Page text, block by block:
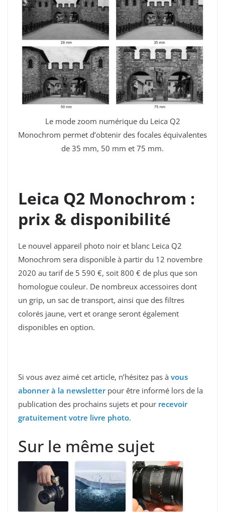
Le mode zoom numérique du Leica Q2
Monochrom permet d’obtenir des focales équivalentes
de 35 mm, 50 mm et 75 mm.
Leica Q2 Monochrom :
prix & disponibilité
Le nouvel appareil photo noir et blanc Leica Q2
Monochrom sera disponible à partir du 12 novembre
2020 au tarif de 5 590 €, soit 800 € de plus que son
homologue couleur. De nombreux accessoires dont
un grip, un sac de transport, ainsi que des filtres
colorés jaune, vert et orange seront également
disponibles en option.
Si vous avez aimé cet article, n’hésitez pas à vous
abonner à la newsletterpour être informé lors de la
publication des prochains sujets et pour recevoir
gratuitement votre livre photo.
Sur le même sujet